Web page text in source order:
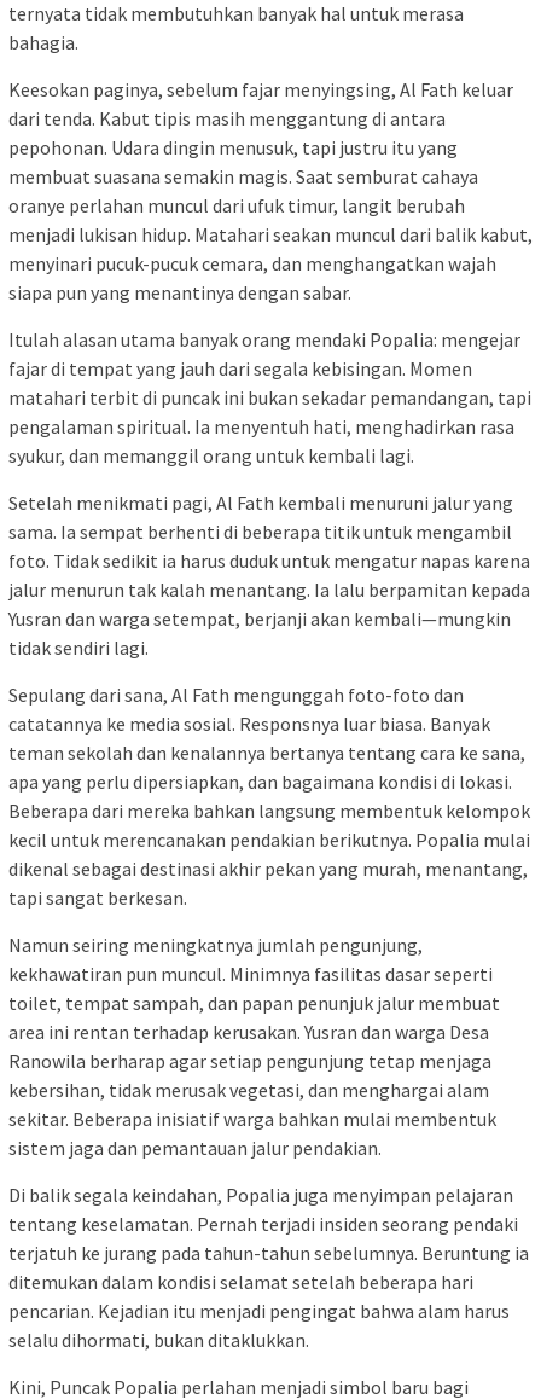
ternyata tidak membutuhkan banyak hal untuk merasa
bahagia.
Keesokan paginya, sebelum fajar menyingsing, Al Fath keluar
dari tenda. Kabut tipis masih menggantung di antara
pepohonan. Udara dingin menusuk, tapi justru itu yang
membuat suasana semakin magis. Saat semburat cahaya
oranye perlahan muncul dari ufuk timur, langit berubah
menjadi lukisan hidup. Matahari seakan muncul dari balik kabut,
menyinari pucuk-pucuk cemara, dan menghangatkan wajah
siapa pun yang menantinya dengan sabar.
Itulah alasan utama banyak orang mendaki Popalia: mengejar
fajar di tempat yang jauh dari segala kebisingan. Momen
matahari terbit di puncak ini bukan sekadar pemandangan, tapi
pengalaman spiritual. Ia menyentuh hati, menghadirkan rasa
syukur, dan memanggil orang untuk kembali lagi.
Setelah menikmati pagi, Al Fath kembali menuruni jalur yang
sama. Ia sempat berhenti di beberapa titik untuk mengambil
foto. Tidak sedikit ia harus duduk untuk mengatur napas karena
jalur menurun tak kalah menantang. Ia lalu berpamitan kepada
Yusran dan warga setempat, berjanji akan kembali—mungkin
tidak sendiri lagi.
Sepulang dari sana, Al Fath mengunggah foto-foto dan
catatannya ke media sosial. Responsnya luar biasa. Banyak
teman sekolah dan kenalannya bertanya tentang cara ke sana,
apa yang perlu dipersiapkan, dan bagaimana kondisi di lokasi.
Beberapa dari mereka bahkan langsung membentuk kelompok
kecil untuk merencanakan pendakian berikutnya. Popalia mulai
dikenal sebagai destinasi akhir pekan yang murah, menantang,
tapi sangat berkesan.
Namun seiring meningkatnya jumlah pengunjung,
kekhawatiran pun muncul. Minimnya fasilitas dasar seperti
toilet, tempat sampah, dan papan penunjuk jalur membuat
area ini rentan terhadap kerusakan. Yusran dan warga Desa
Ranowila berharap agar setiap pengunjung tetap menjaga
kebersihan, tidak merusak vegetasi, dan menghargai alam
sekitar. Beberapa inisiatif warga bahkan mulai membentuk
sistem jaga dan pemantauan jalur pendakian.
Di balik segala keindahan, Popalia juga menyimpan pelajaran
tentang keselamatan. Pernah terjadi insiden seorang pendaki
terjatuh ke jurang pada tahun-tahun sebelumnya. Beruntung ia
ditemukan dalam kondisi selamat setelah beberapa hari
pencarian. Kejadian itu menjadi pengingat bahwa alam harus
selalu dihormati, bukan ditaklukkan.
Kini, Puncak Popalia perlahan menjadi simbol baru bagi